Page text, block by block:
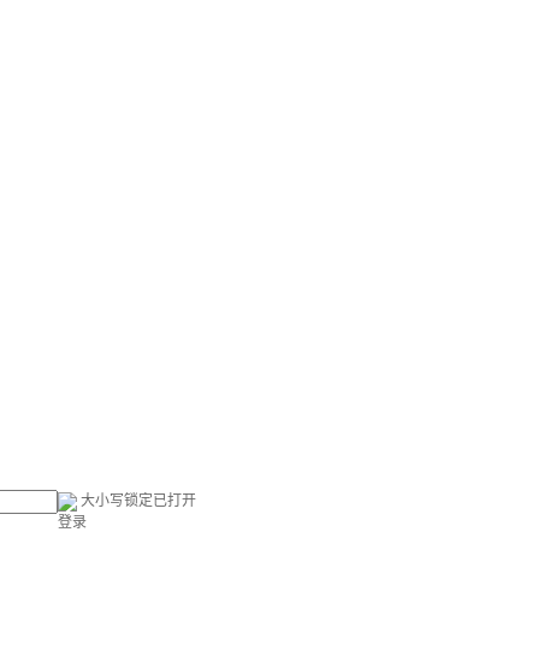
大小写锁定已打开
登录